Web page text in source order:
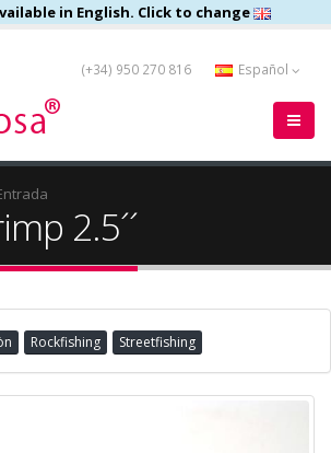
in English. Click to change
(+34) 950 270 816 Español
2.5´´
Rockfishing Streetfishing